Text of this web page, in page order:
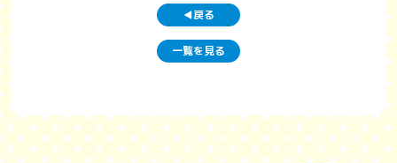
◀戻る
一覧を見る